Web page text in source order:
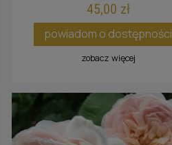
45,00 zł
powiadom o dostępności
zobacz więcej